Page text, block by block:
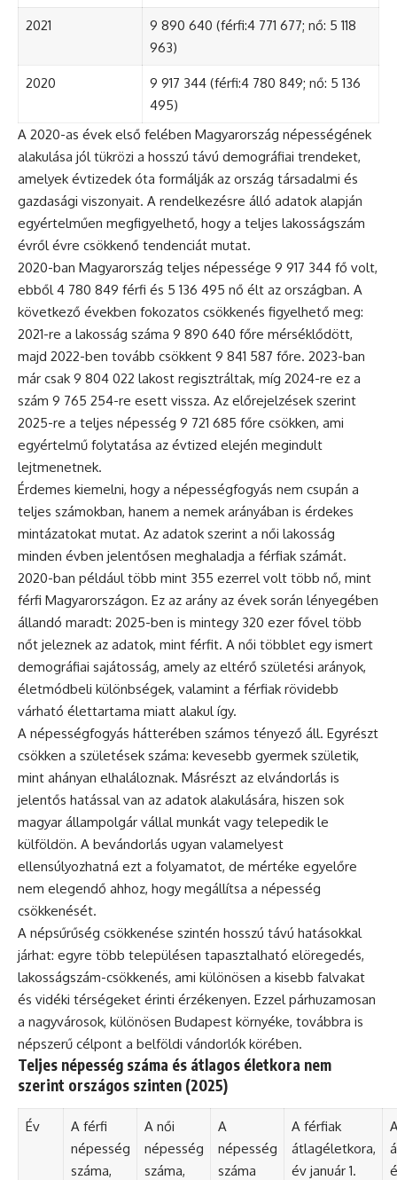
2021
9 890 640 (férfi:4 771 677; nő: 5 118
963)
2020
9 917 344 (férfi:4 780 849; nő: 5 136
495)
A 2020-as évek első felében Magyarország népességének
alakulása jól tükrözi a hosszú távú demográfiai trendeket,
amelyek évtizedek óta formálják az ország társadalmi és
gazdasági viszonyait. A rendelkezésre álló adatok alapján
egyértelműen megfigyelhető, hogy a teljes lakosságszám
évről évre csökkenő tendenciát mutat.
2020-ban Magyarország teljes népessége 9 917 344 fő volt,
ebből 4 780 849 férfi és 5 136 495 nő élt az országban. A
következő években fokozatos csökkenés figyelhető meg:
2021-re a lakosság száma 9 890 640 főre mérséklődött,
majd 2022-ben tovább csökkent 9 841 587 főre. 2023-ban
már csak 9 804 022 lakost regisztráltak, míg 2024-re ez a
szám 9 765 254-re esett vissza. Az előrejelzések szerint
2025-re a teljes népesség 9 721 685 főre csökken, ami
egyértelmű folytatása az évtized elején megindult
lejtmenetnek.
Érdemes kiemelni, hogy a népességfogyás nem csupán a
teljes számokban, hanem a nemek arányában is érdekes
mintázatokat mutat. Az adatok szerint a női lakosság
minden évben jelentősen meghaladja a férfiak számát.
2020-ban például több mint 355 ezerrel volt több nő, mint
férfi Magyarországon. Ez az arány az évek során lényegében
állandó maradt: 2025-ben is mintegy 320 ezer fővel több
nőt jeleznek az adatok, mint férfit. A női többlet egy ismert
demográfiai sajátosság, amely az eltérő születési arányok,
életmódbeli különbségek, valamint a férfiak rövidebb
várható élettartama miatt alakul így.
A népességfogyás hátterében számos tényező áll. Egyrészt
csökken a születések száma: kevesebb gyermek születik,
mint ahányan elhaláloznak. Másrészt az elvándorlás is
jelentős hatással van az adatok alakulására, hiszen sok
magyar állampolgár vállal munkát vagy telepedik le
külföldön. A bevándorlás ugyan valamelyest
ellensúlyozhatná ezt a folyamatot, de mértéke egyelőre
nem elegendő ahhoz, hogy megállítsa a népesség
csökkenését.
A népsűrűség csökkenése szintén hosszú távú hatásokkal
járhat: egyre több településen tapasztalható elöregedés,
lakosságszám-csökkenés, ami különösen a kisebb falvakat
és vidéki térségeket érinti érzékenyen. Ezzel párhuzamosan
a nagyvárosok, különösen Budapest környéke, továbbra is
népszerű célpont a belföldi vándorlók körében.
Teljes népesség száma és átlagos életkora nem
szerint országos szinten (2025)
Év
A férfi
népesség
száma,
A női
népesség
száma,
A
népesség
száma
A férfiak
átlagéletkora,
év január 1.